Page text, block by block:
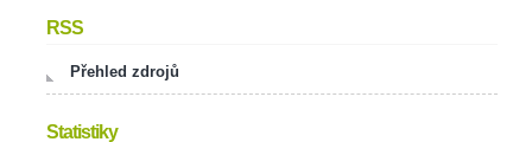
RSS
Přehled zdrojů
Statistiky